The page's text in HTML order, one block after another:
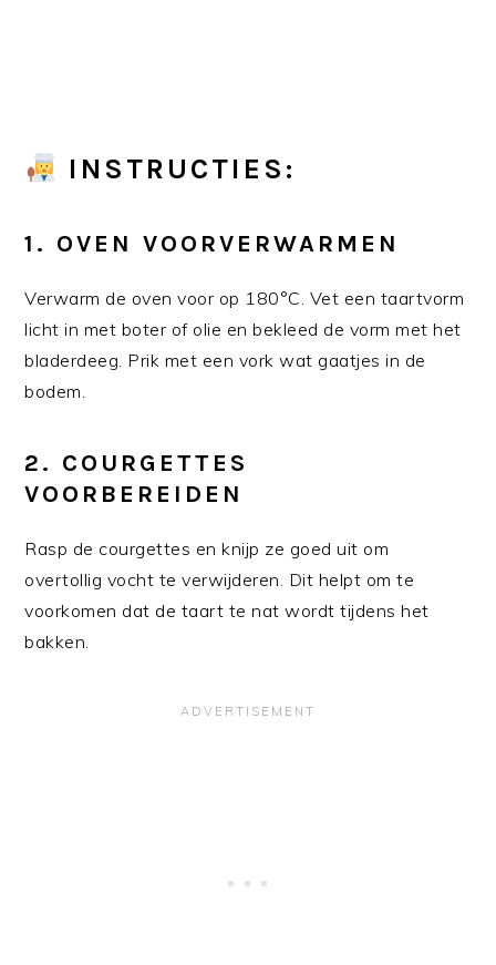
INSTRUCTIES:
1. OVEN VOORVERWARMEN
Verwarm de oven voor op 180°C. Vet een taartvorm
licht in met boter of olie en bekleed de vorm met het
bladerdeeg. Prik met een vork wat gaatjes in de
bodem.
2. COURGETTES
VOORBEREIDEN
Rasp de courgettes en knijp ze goed uit om
overtollig vocht te verwijderen. Dit helpt om te
voorkomen dat de taart te nat wordt tijdens het
bakken.